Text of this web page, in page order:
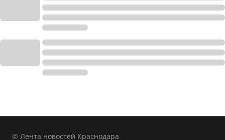
© Лента новостей Краснодара